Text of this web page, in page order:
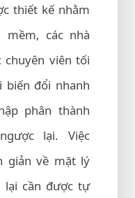
thiết kế nhằm
các nhà
chuyên viên tối
biến đổi nhanh
phân thành
lại. Việc
giản về mặt lý
lại cần được tự